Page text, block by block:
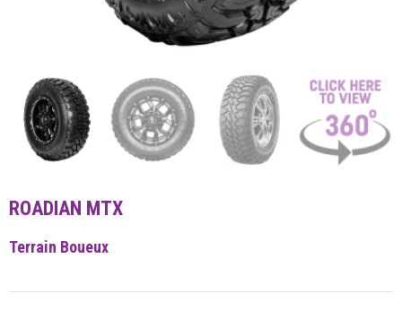
ROADIAN MTX
Terrain Boueux